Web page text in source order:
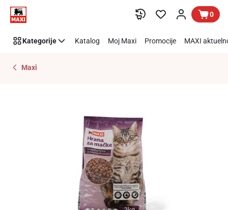
Preskoči link 0
Kategorije Katalog Moj Maxi Promocije MAXI
Maxi